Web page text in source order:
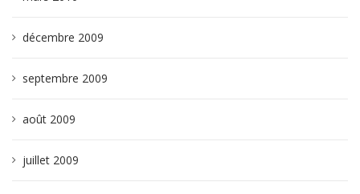
décembre 2009
septembre 2009
août 2009
juillet 2009